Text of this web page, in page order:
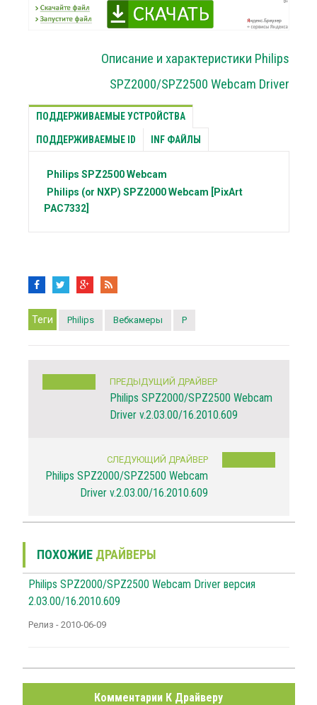
Описание и характеристики Philips
SPZ2000/SPZ2500 Webcam Driver
ПОДДЕРЖИВАЕМЫЕ УСТРОЙСТВА
ПОДДЕРЖИВАЕМЫЕ ID INF ФАЙЛЫ
Philips SPZ2500 Webcam
Philips (or NXP) SPZ2000 Webcam [PixArt
PAC7332]
Теги Philips Вебкамеры P
ПРЕДЫДУЩИЙ ДРАЙВЕР
Philips SPZ2000/SPZ2500 Webcam
Driver v.2.03.00/16.2010.609
СЛЕДУЮЩИЙ ДРАЙВЕР
Philips SPZ2000/SPZ2500 Webcam
Driver v.2.03.00/16.2010.609
ПОХОЖИЕ ДРАЙВЕРЫ
Philips SPZ2000/SPZ2500 Webcam Driver версия
2.03.00/16.2010.609
Релиз - 2010-06-09
Комментарии К Драйверу